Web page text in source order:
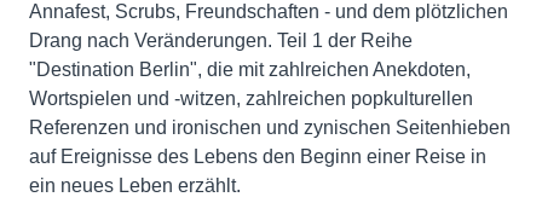
Annafest, Scrubs, Freundschaften - und dem plötzlichen
Drang nach Veränderungen. Teil 1 der Reihe
"Destination Berlin", die mit zahlreichen Anekdoten,
Wortspielen und -witzen, zahlreichen popkulturellen
Referenzen und ironischen und zynischen Seitenhieben
auf Ereignisse des Lebens den Beginn einer Reise in
ein neues Leben erzählt.